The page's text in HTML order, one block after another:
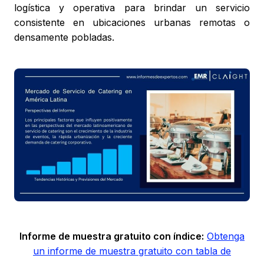
logística y operativa para brindar un servicio
consistente en ubicaciones urbanas remotas o
densamente pobladas.
Informe de muestra gratuito con índice: Obtenga
un informe de muestra gratuito con tabla de